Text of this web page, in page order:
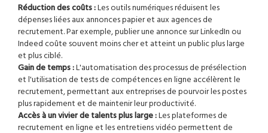
Réduction des coûts :Les outils numériques réduisent les
dépenses liées aux annonces papier et aux agences de
recrutement. Par exemple, publier une annonce sur LinkedIn ou
Indeed coûte souvent moins cher et atteint un public plus large
et plus ciblé.
Gain de temps :L'automatisation des processus de présélection
et l'utilisation de tests de compétences en ligne accélèrent le
recrutement, permettant aux entreprises de pourvoir les postes
plus rapidement et de maintenir leur productivité.
Accès à un vivier de talents plus large :Les plateformes de
recrutement en ligne et les entretiens vidéo permettent de